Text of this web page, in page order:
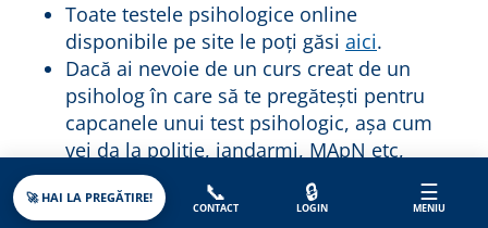
Toate testele psihologice online
disponibile pe site le poți găsi aici.
Dacă ai nevoie de un curs creat de un
psiholog în care să te pregătești pentru
capcanele unui test psihologic, așa cum
vei da la poliție, jandarmi, MApN etc,
atunci ai cursul online potrivit aici. Este
gratuit pentru cei care se pregătesc pentru
🚀 HAI LA PREGĂTIRE! 📞
CONTACT
🔒
LOGIN
☰
MENIU